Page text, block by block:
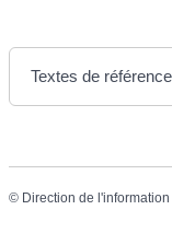
Textes de référence
© Direction de